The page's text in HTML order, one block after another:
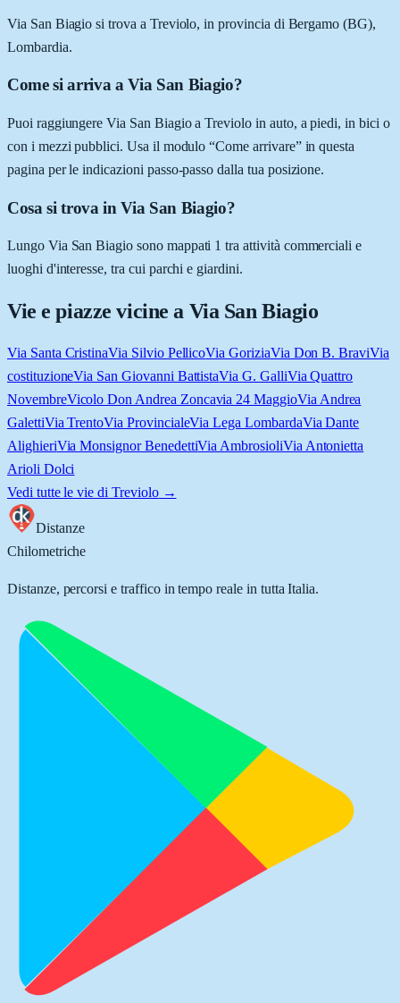
Via San Biagio si trova a Treviolo, in provincia di Bergamo (BG),
Lombardia.
Come si arriva a Via San Biagio?
Puoi raggiungere Via San Biagio a Treviolo in auto, a piedi, in bici o
con i mezzi pubblici. Usa il modulo “Come arrivare” in questa
pagina per le indicazioni passo-passo dalla tua posizione.
Cosa si trova in Via San Biagio?
Lungo Via San Biagio sono mappati 1 tra attività commerciali e
luoghi d'interesse, tra cui parchi e giardini.
Vie e piazze vicine a Via San Biagio
Via Santa CristinaVia Silvio PellicoVia GoriziaVia Don B. BraviVia
costituzioneVia San Giovanni BattistaVia G. GalliVia Quattro
NovembreVicolo Don Andrea Zoncavia 24 MaggioVia Andrea
GalettiVia TrentoVia ProvincialeVia Lega LombardaVia Dante
AlighieriVia Monsignor BenedettiVia AmbrosioliVia Antonietta
Arioli Dolci
Vedi tutte le vie di Treviolo→
Distanze
Chilometriche
Distanze, percorsi e traffico in tempo reale in tutta Italia.